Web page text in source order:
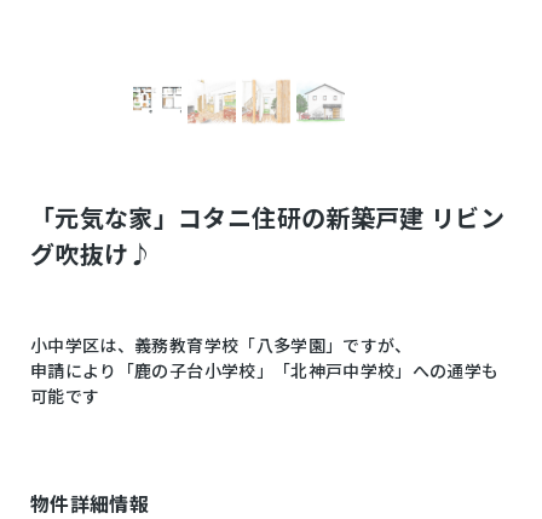
「元気な家」コタニ住研の新築戸建 リビン
グ吹抜け♪
小中学区は、義務教育学校「八多学園」ですが、
申請により「鹿の子台小学校」「北神戸中学校」への通学も
可能です
物件詳細情報